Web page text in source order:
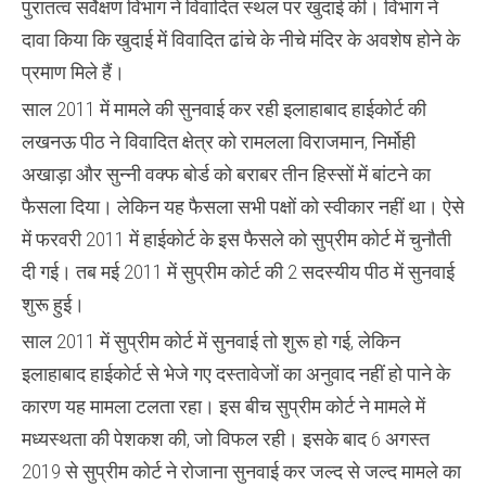
पुरातत्व सर्वेक्षण विभाग ने विवादित स्थल पर खुदाई की। विभाग ने
दावा किया कि खुदाई में विवादित ढांचे के नीचे मंदिर के अवशेष होने के
प्रमाण मिले हैं।
साल 2011 में मामले की सुनवाई कर रही इलाहाबाद हाईकोर्ट की
लखनऊ पीठ ने विवादित क्षेत्र को रामलला विराजमान, निर्मोही
अखाड़ा और सुन्नी वक्फ बोर्ड को बराबर तीन हिस्सों में बांटने का
फैसला दिया। लेकिन यह फैसला सभी पक्षों को स्वीकार नहीं था। ऐसे
में फरवरी 2011 में हाईकोर्ट के इस फैसले को सुप्रीम कोर्ट में चुनौती
दी गई। तब मई 2011 में सुप्रीम कोर्ट की 2 सदस्यीय पीठ में सुनवाई
शुरू हुई।
साल 2011 में सुप्रीम कोर्ट में सुनवाई तो शुरू हो गई, लेकिन
इलाहाबाद हाईकोर्ट से भेजे गए दस्तावेजों का अनुवाद नहीं हो पाने के
कारण यह मामला टलता रहा। इस बीच सुप्रीम कोर्ट ने मामले में
मध्यस्थता की पेशकश की, जो विफल रही। इसके बाद 6 अगस्त
2019 से सुप्रीम कोर्ट ने रोजाना सुनवाई कर जल्द से जल्द मामले का